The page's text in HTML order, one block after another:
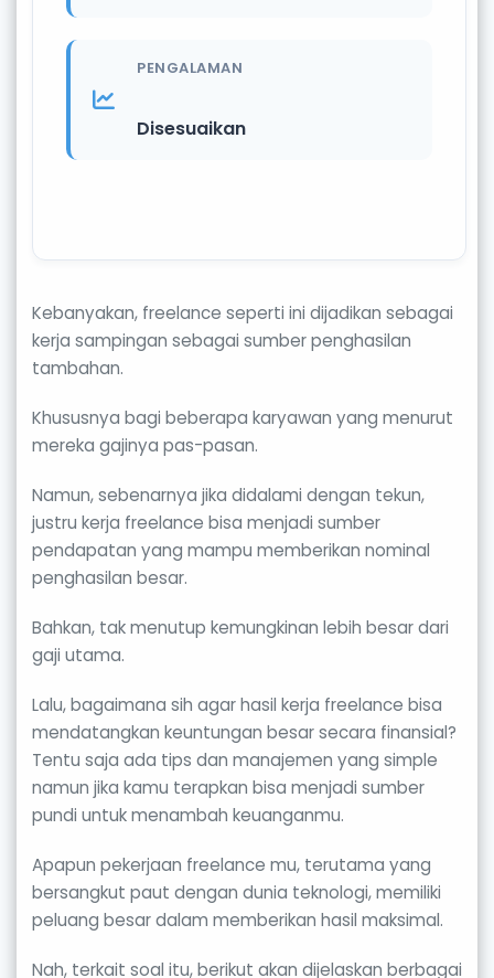
PENGALAMAN
Disesuaikan
Kebanyakan, freelance seperti ini dijadikan sebagai
kerja sampingan sebagai sumber penghasilan
tambahan.
Khususnya bagi beberapa karyawan yang menurut
mereka gajinya pas-pasan.
Namun, sebenarnya jika didalami dengan tekun,
justru kerja freelance bisa menjadi sumber
pendapatan yang mampu memberikan nominal
penghasilan besar.
Bahkan, tak menutup kemungkinan lebih besar dari
gaji utama.
Lalu, bagaimana sih agar hasil kerja freelance bisa
mendatangkan keuntungan besar secara finansial?
Tentu saja ada tips dan manajemen yang simple
namun jika kamu terapkan bisa menjadi sumber
pundi untuk menambah keuanganmu.
Apapun pekerjaan freelance mu, terutama yang
bersangkut paut dengan dunia teknologi, memiliki
peluang besar dalam memberikan hasil maksimal.
Nah, terkait soal itu, berikut akan dijelaskan berbagai